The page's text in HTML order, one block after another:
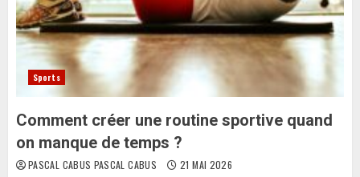
Sports
Comment créer une routine sportive quand
on manque de temps ?
PASCAL CABUS PASCAL CABUS 21 MAI 2026